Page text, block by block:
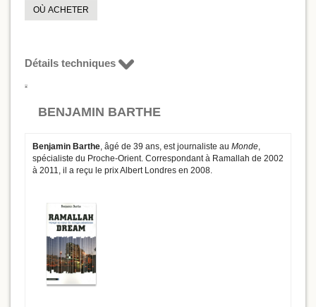
OÙ ACHETER
Détails techniques
BENJAMIN BARTHE
Benjamin Barthe, âgé de 39 ans, est journaliste au Monde,
spécialiste du Proche-Orient. Correspondant à Ramallah de 2002
à 2011, il a reçu le prix Albert Londres en 2008.